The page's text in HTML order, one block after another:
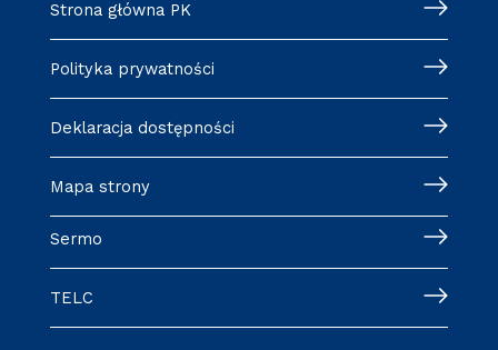
Strona główna PK
Polityka prywatności
Deklaracja dostępności
Mapa strony
Sermo
TELC